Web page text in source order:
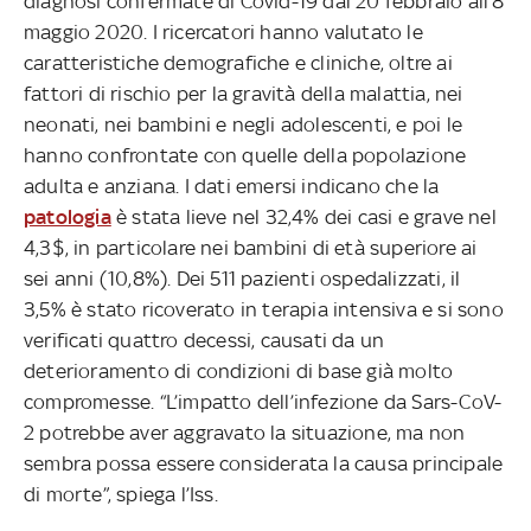
maggio 2020. I ricercatori hanno valutato le
caratteristiche demografiche e cliniche, oltre ai
fattori di rischio per la gravità della malattia, nei
neonati, nei bambini e negli adolescenti, e poi le
hanno confrontate con quelle della popolazione
adulta e anziana. I dati emersi indicano che la
patologiaè stata lieve nel 32,4% dei casi e grave nel
4,3$, in particolare nei bambini di età superiore ai
sei anni (10,8%). Dei 511 pazienti ospedalizzati, il
3,5% è stato ricoverato in terapia intensiva e si sono
verificati quattro decessi, causati da un
deterioramento di condizioni di base già molto
compromesse. “L’impatto dell’infezione da Sars-CoV-
2 potrebbe aver aggravato la situazione, ma non
sembra possa essere considerata la causa principale
di morte”, spiega l’Iss.